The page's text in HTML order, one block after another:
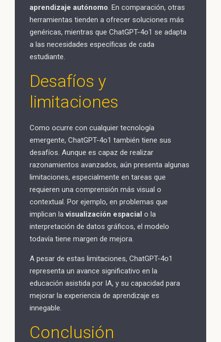
aprendizaje autónomo. En comparación, otras
herramientas tienden a ofrecer soluciones más
genéricas, mientras que ChatGPT-4o1 se adapta
a las necesidades específicas de cada
estudiante.
Desafíos y
limitaciones
Como ocurre con cualquier tecnología
emergente, ChatGPT-4o1 también tiene sus
desafíos. Aunque es capaz de realizar
razonamientos avanzados, aún presenta algunas
limitaciones, especialmente en tareas que
requieren una comprensión más visual o
contextual. Por ejemplo, en problemas que
implican lavisualización espacial o la
interpretación de datos gráficos, el modelo
todavía tiene margen de mejora.
A pesar de estas limitaciones, ChatGPT-4o1
representa un avance significativo en la
educación asistida por IA, y su capacidad para
mejorar la experiencia de aprendizaje es
innegable.
Conclusión